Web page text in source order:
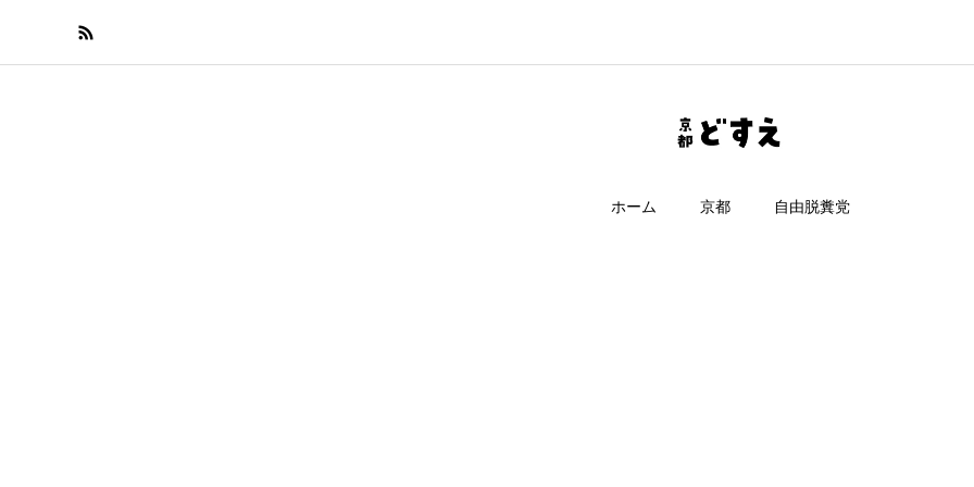
ホーム 京都 自由脱糞党